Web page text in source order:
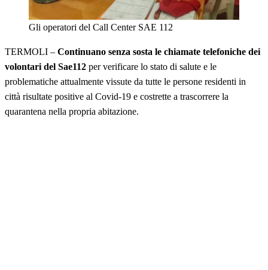
Gli operatori del Call Center SAE 112
TERMOLI – Continuano senza sosta le chiamate telefoniche dei
volontari del Sae112 per verificare lo stato di salute e le
problematiche attualmente vissute da tutte le persone residenti in
città risultate positive al Covid-19 e costrette a trascorrere la
quarantena nella propria abitazione.